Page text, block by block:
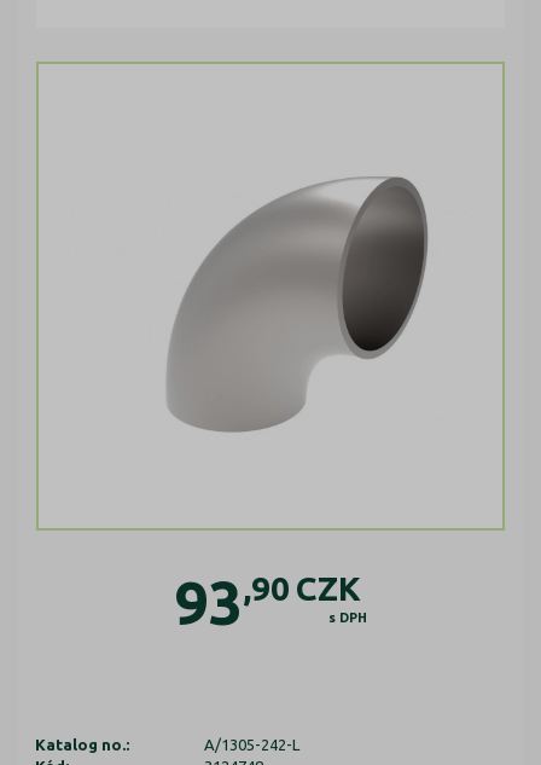
93,90 CZK
s DPH
Katalog no.:
A/1305-242-L